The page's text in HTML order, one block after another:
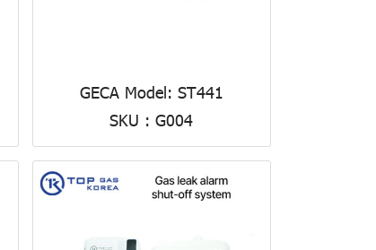
GECA Model: ST441
SKU : G004